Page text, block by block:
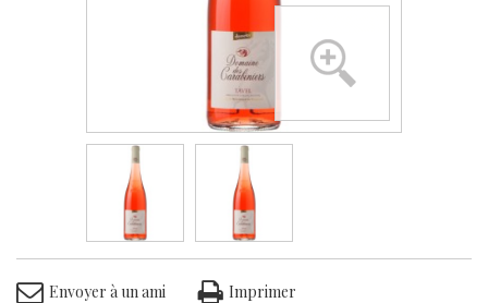
Envoyer à un ami Imprimer